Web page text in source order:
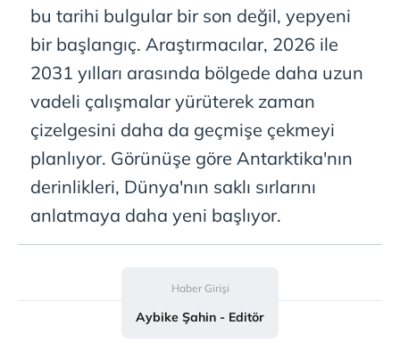
bu tarihi bulgular bir son değil, yepyeni
bir başlangıç. Araştırmacılar, 2026 ile
2031 yılları arasında bölgede daha uzun
vadeli çalışmalar yürüterek zaman
çizelgesini daha da geçmişe çekmeyi
planlıyor. Görünüşe göre Antarktika'nın
derinlikleri, Dünya'nın saklı sırlarını
anlatmaya daha yeni başlıyor.
Haber Girişi
Aybike Şahin - Editör